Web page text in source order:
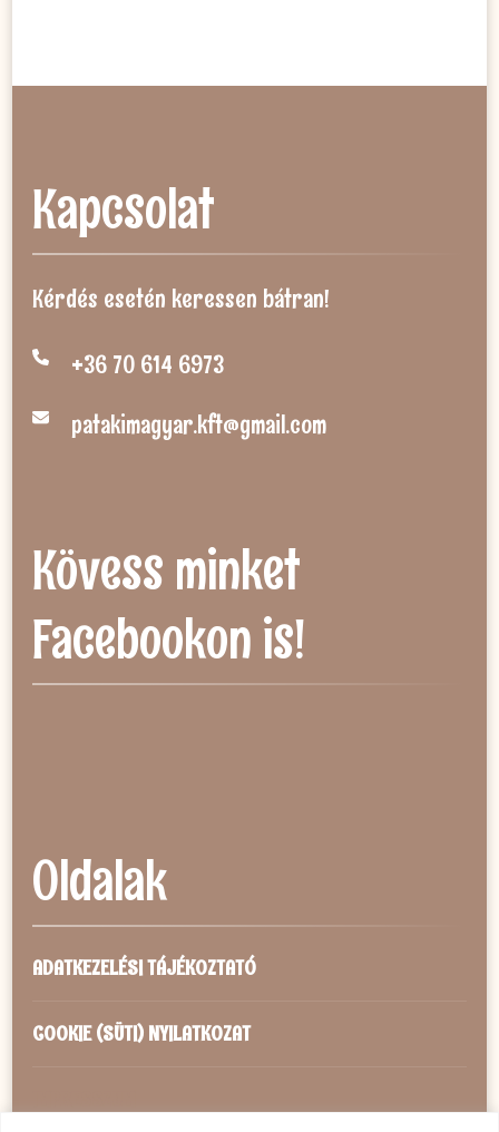
Kapcsolat
Kérdés esetén keressen bátran!
+36 70 614 6973
patakimagyar.kft@gmail.com
Kövess minket
Facebookon is!
Oldalak
ADATKEZELÉSI TÁJÉKOZTATÓ
COOKIE (SÜTI) NYILATKOZAT